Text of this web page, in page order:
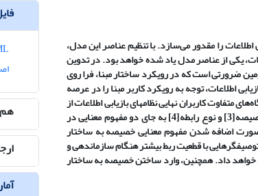
را مقدور می‌سازد. با تنظیم عناصر این مدل،
یکی از عناصر مدل یاد شده خواهد بود. در تدوین
ضرورتی است که در رویکرد ساختار مبنا، فرا روی
اطلاعات، توجه به رویکرد کاربر مبنا را در عرصه
کاربران نهایی نظامهای بازیابی اطلاعات از
[3] و نوع رابطه[4] به جای دو مفهوم معنایی در
صورت اضافه شدن مفهوم معنایی خصیصه به ساختار
با قطعیت ربط بیشتر هنگام سازماندهی و
خواهد داد. همچنین، وارد ساختن خصیصه به ساختار